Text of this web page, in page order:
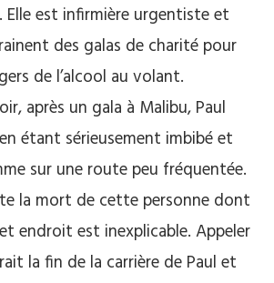
Elle est infirmière urgentiste et
des galas de charité pour
de l’alcool au volant.
après un gala à Malibu, Paul
étant sérieusement imbibé et
sur une route peu fréquentée.
la mort de cette personne dont
endroit est inexplicable. Appeler
la fin de la carrière de Paul et